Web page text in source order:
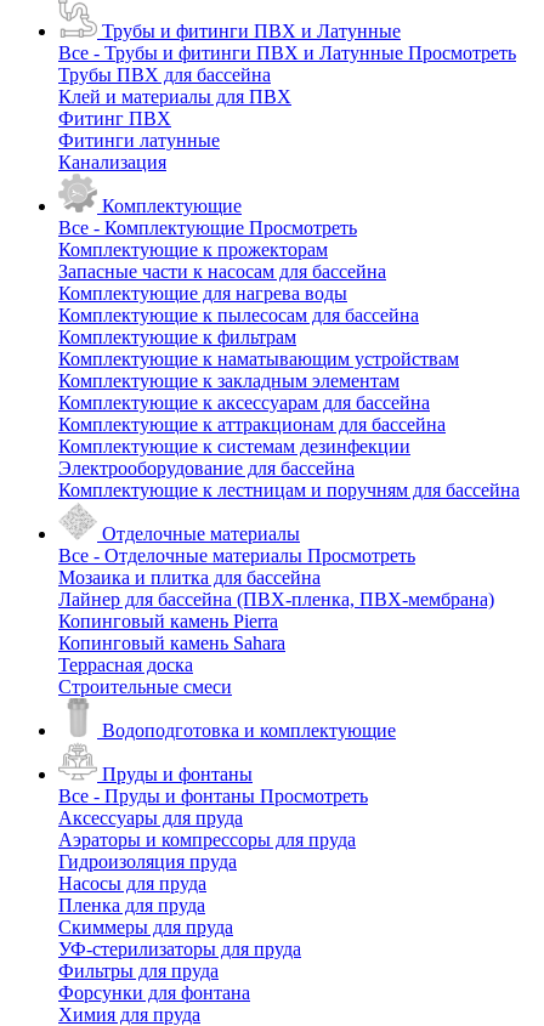
Трубы и фитинги ПВХ и Латунные
Все - Трубы и фитинги ПВХ и Латунные Просмотреть
Трубы ПВХ для бассейна
Клей и материалы для ПВХ
Фитинг ПВХ
Фитинги латунные
Канализация
Комплектующие
Все - Комплектующие Просмотреть
Комплектующие к прожекторам
Запасные части к насосам для бассейна
Комплектующие для нагрева воды
Комплектующие к пылесосам для бассейна
Комплектующие к фильтрам
Комплектующие к наматывающим устройствам
Комплектующие к закладным элементам
Комплектующие к аксессуарам для бассейна
Комплектующие к аттракционам для бассейна
Комплектующие к системам дезинфекции
Электрооборудование для бассейна
Комплектующие к лестницам и поручням для бассейна
Отделочные материалы
Все - Отделочные материалы Просмотреть
Мозаика и плитка для бассейна
Лайнер для бассейна (ПВХ-пленка, ПВХ-мембрана)
Копинговый камень Pierra
Копинговый камень Sahara
Террасная доска
Строительные смеси
Водоподготовка и комплектующие
Пруды и фонтаны
Все - Пруды и фонтаны Просмотреть
Аксессуары для пруда
Аэраторы и компрессоры для пруда
Гидроизоляция пруда
Насосы для пруда
Пленка для пруда
Скиммеры для пруда
УФ-стерилизаторы для пруда
Фильтры для пруда
Форсунки для фонтана
Химия для пруда